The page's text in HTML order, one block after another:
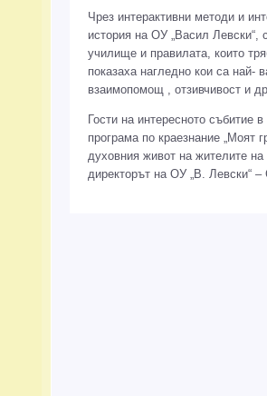
Чрез интерактивни методи и
история на ОУ „Васил Левски“,
училище и правилата, които
показаха нагледно кои са най-
взаимопомощ , отзивчивост и др.
Гости на интересното събитие
програма по краезнание „Моят
духовния живот на жителите
директорът на ОУ „В. Левски“ –